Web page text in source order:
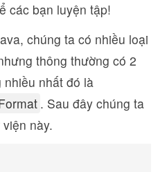
các bạn luyện tập!
chúng ta có nhiều loại
thông thường có 2
nhất đó là
. Sau đây chúng ta
này.